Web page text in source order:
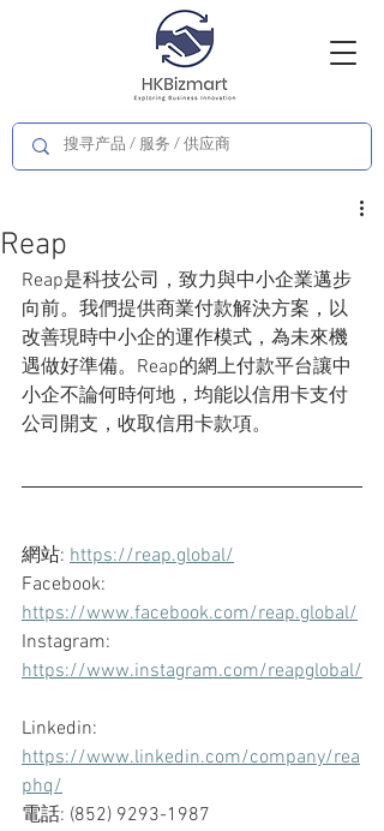
Reap
Reap是科技公司，致力與中小企業邁步
向前。我們提供商業付款解決方案，以
改善現時中小企的運作模式，為未來機
遇做好準備。Reap的網上付款平台讓中
小企不論何時何地，均能以信用卡支付
公司開支，收取信用卡款項。
網站: https://reap.global/
Facebook:
https://www.facebook.com/reap.global/
Instagram:
https://www.instagram.com/reapglobal/
Linkedin:
https://www.linkedin.com/company/rea
phq/
電話: (852) 9293-1987